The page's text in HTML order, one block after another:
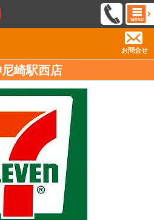
お問合せ
崎駅西店